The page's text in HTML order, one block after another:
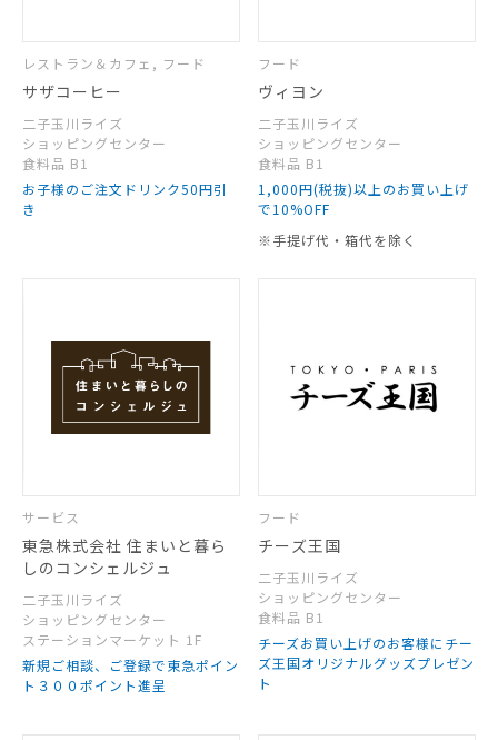
レストラン＆カフェ, フード
サザコーヒー
二子玉川ライズ
ショッピングセンター
食料品 B1
お子様のご注文ドリンク50円引
き
フード
ヴィヨン
二子玉川ライズ
ショッピングセンター
食料品 B1
1,000円(税抜)以上のお買い上げ
で10%OFF
※手提げ代・箱代を除く
サービス
東急株式会社 住まいと暮ら
しのコンシェルジュ
二子玉川ライズ
ショッピングセンター
ステーションマーケット 1F
新規ご相談、ご登録で東急ポイン
ト３００ポイント進呈
フード
チーズ王国
二子玉川ライズ
ショッピングセンター
食料品 B1
チーズお買い上げのお客様にチー
ズ王国オリジナルグッズプレゼン
ト